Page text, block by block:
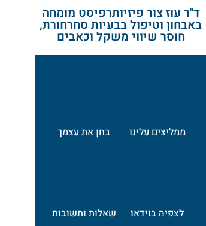
ד"ר עוז צור פיזיותרפיסט מומחה
באבחון וטיפול בבעיות סחרחורת,
חוסר שיווי משקל וכאבים
ממליצים עלינו בחן את עצמך
לצפיה בוידאו שאלות ותשובות